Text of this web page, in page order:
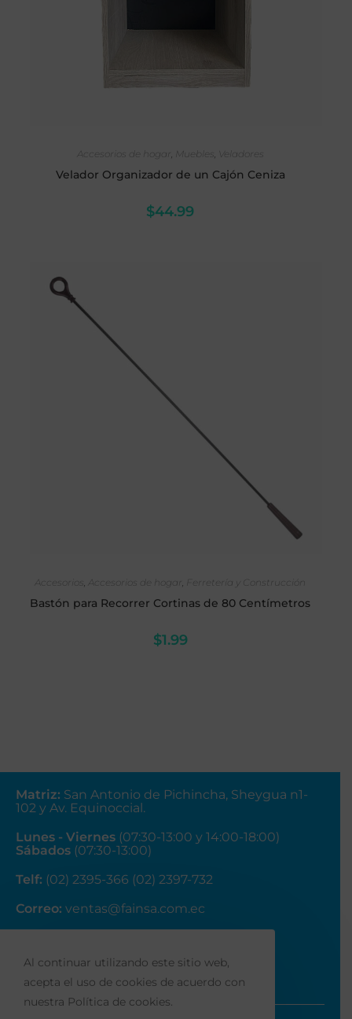
Accesorios de hogar , Muebles , Veladores
Velador Organizador de un Cajón Ceniza
$44.99
Accesorios
Accesorios de hogar Ferretería y Construcción
Bastón para Recorrer Cortinas de 80 Centímetros
$1.99
Matriz: San Antonio de Pichincha, Sheygua n1-
102 y Av. Equinoccial.
Lunes - Viernes (07:30-13:00 y 14:00-18:00)
Sábados (07:30-13:00)
Telf: (02) 2395-366 (02) 2397-732
Correo: ventas@fainsa.com.ec
Al continuar utilizando este sitio web,
acepta el uso de cookies de acuerdo con
nuestra Política de cookies.